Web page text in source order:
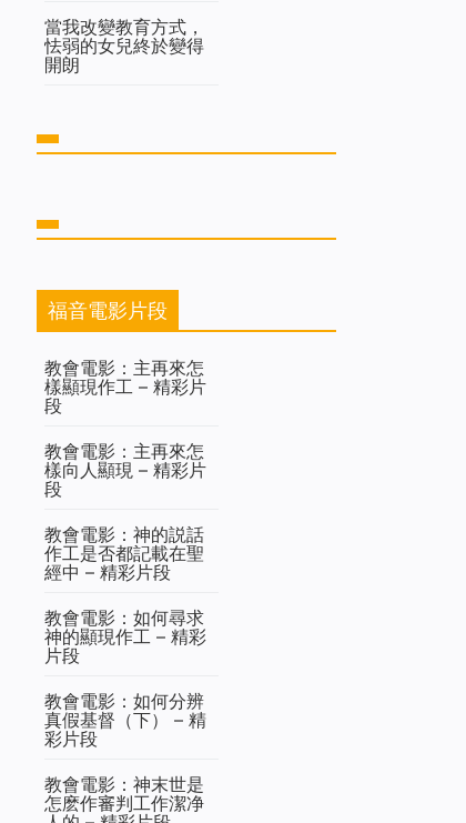
當我改變教育方式，
怯弱的女兒終於變得
開朗
福音電影片段
教會電影：主再來怎
樣顯現作工 – 精彩片
段
教會電影：主再來怎
樣向人顯現 – 精彩片
段
教會電影：神的説話
作工是否都記載在聖
經中 – 精彩片段
教會電影：如何尋求
神的顯現作工 – 精彩
片段
教會電影：如何分辨
真假基督（下） – 精
彩片段
教會電影：神末世是
怎麽作審判工作潔净